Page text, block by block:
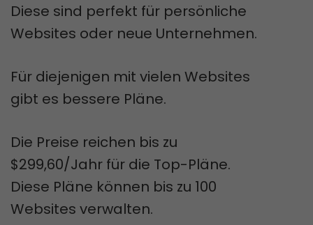
Diese sind perfekt für persönliche
Websites oder neue Unternehmen.
Für diejenigen mit vielen Websites
gibt es bessere Pläne.
Die Preise reichen bis zu
$299,60/Jahr für die Top-Pläne.
Diese Pläne können bis zu 100
Websites verwalten.